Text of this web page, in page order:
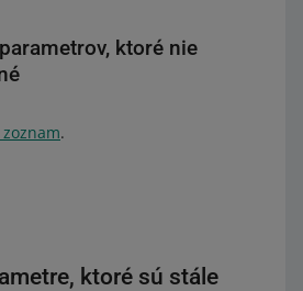
ktoré nie
.
ktoré sú stále